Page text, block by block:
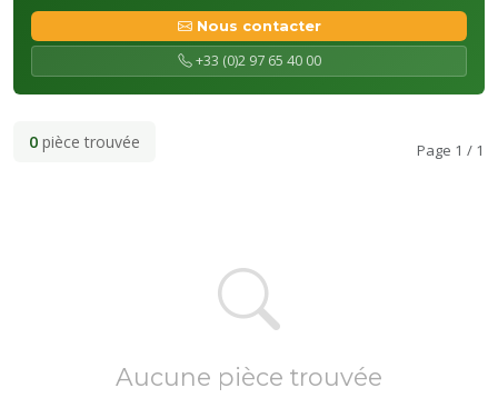
Nous contacter
+33 (0)2 97 65 40 00
0 pièce trouvée Page 1 / 1
Aucune pièce trouvée